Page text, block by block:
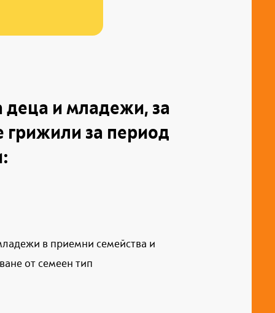
деца и младежи, за
грижили за период
в приемни семейства и
от семеен тип